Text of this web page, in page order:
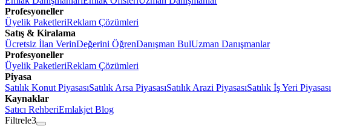
Profesyoneller
Üyelik PaketleriReklam Çözümleri
Satış & Kiralama
Ücretsiz İlan VerinDeğerini ÖğrenDanışman BulUzman Danışmanlar
Profesyoneller
Üyelik PaketleriReklam Çözümleri
Piyasa
Satılık Konut PiyasasıSatılık Arsa PiyasasıSatılık Arazi PiyasasıSatılık İş Yeri Piyasası
Kaynaklar
Satıcı RehberiEmlakjet Blog
Filtrele3